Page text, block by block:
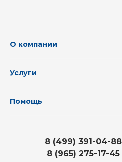
О компании
Услуги
Помощь
8 (499) 391-04-88
8 (965) 275-17-45